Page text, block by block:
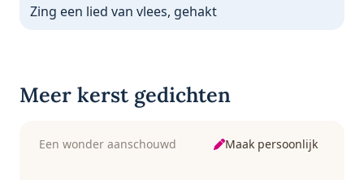
Volgende gedicht:
Zing een lied van vlees, gehakt
Meer kerst gedichten
Een wonder aanschouwd Maak persoonlijk